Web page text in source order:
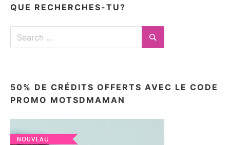
QUE RECHERCHES-TU?
Search
for:
Search
50% DE CRÉDITS OFFERTS AVEC LE CODE
PROMO MOTSDMAMAN